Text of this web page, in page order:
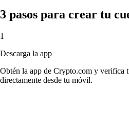
3 pasos para crear tu
1
Descarga la app
Obtén la app de Crypto.com y verifica
directamente desde tu móvil.